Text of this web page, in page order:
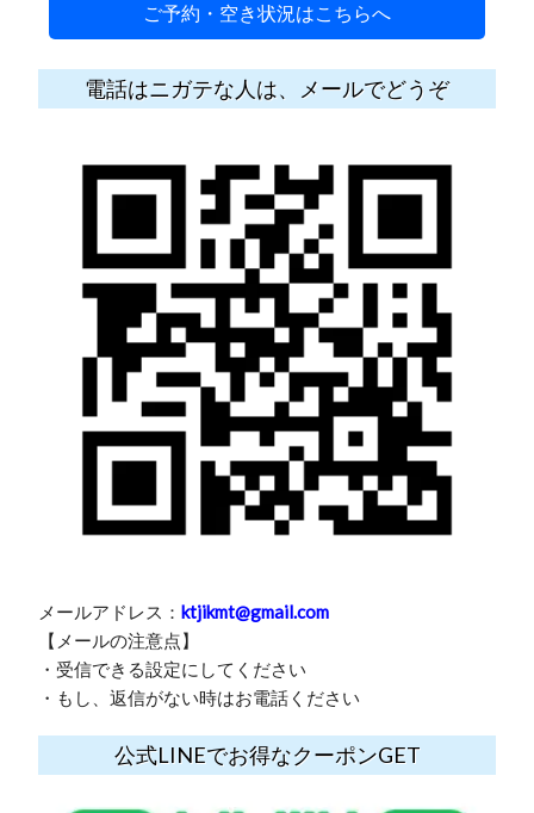
ご予約・空き状況はこちらへ
電話はニガテな人は、メールでどうぞ
メールアドレス： ktjikmt@gmail.com
【メールの注意点】
・受信できる設定にしてください
・もし、返信がない時はお電話ください
公式LINEでお得なクーポンGET